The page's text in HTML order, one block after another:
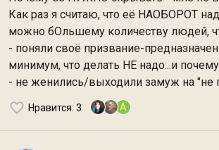
Как раз я считаю, что её НАОБОРОТ
можно бОльшему количеству людей,
- поняли своё призвание-
минимум, что делать НЕ надо...и
- не женились/выходили замуж на "не
Нравится: 3 A